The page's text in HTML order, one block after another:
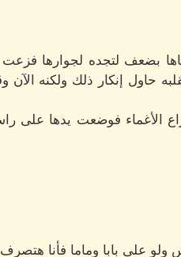
بضعف لتجده لجوارها
حاول إنكار ذلك ولكنه الآن
الأغماء فوضعت يدها على
على بابا وماما فأنا